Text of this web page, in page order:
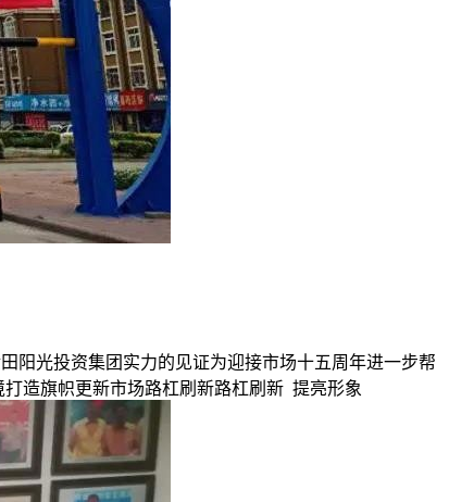
阳光投资集团实力的见证为迎接市场十五周年进一步帮
造旗帜更新市场路杠刷新路杠刷新 提亮形象